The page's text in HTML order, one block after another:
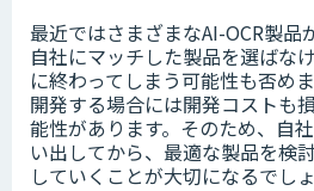
最近ではさまざまなAI-OCR製品
自社にマッチした製品を選ばな
に終わってしまう可能性も否め
開発する場合には開発コストも
能性があります。そのため、自
い出してから、最適な製品を検
していくことが大切になるでしょ